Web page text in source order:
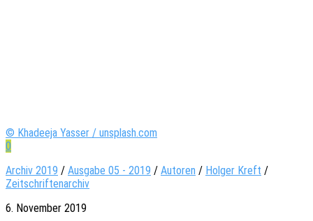
© Khadeeja Yasser / unsplash.com
0
Archiv 2019 / Ausgabe 05 - 2019 / Autoren / Holger Kreft /
Zeitschriftenarchiv
6. November 2019